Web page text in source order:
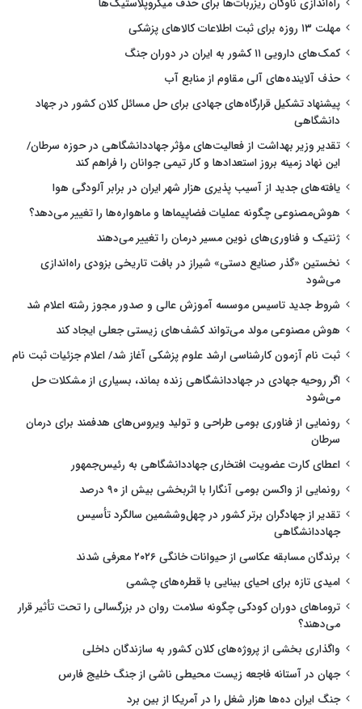
مهلت ۱۳ روزه برای ثبت اطلاعات کالاهای پزشکی
کمک‌های دارویی ۱۱ کشور به ایران در دوران جنگ
حذف آلاینده‌های آلی مقاوم از منابع آب
پیشنهاد تشکیل قرارگاه‌های جهادی برای حل مسائل کلان کشور در جهاد
دانشگاهی
تقدیر وزیر بهداشت از فعالیت‌های مؤثر جهاددانشگاهی در حوزه سرطان/
این نهاد زمینه بروز استعدادها و کار تیمی جوانان را فراهم کند
یافته‌های جدید از آسیب پذیری هزار شهر ایران در برابر آلودگی هوا
هوش‌مصنوعی چگونه عملیات فضاپیماها و ماهواره‌ها را تغییر می‌دهد؟
ژنتیک و فناوری‌های نوین مسیر درمان را تغییر می‌دهند
نخستین «گذر صنایع دستی» شیراز در بافت تاریخی بزودی راه‌اندازی
می‌شود
شروط جدید تاسیس موسسه آموزش عالی و صدور مجوز رشته اعلام شد
هوش مصنوعی مولد می‌تواند کشف‌های زیستی جعلی ایجاد کند
ثبت نام آزمون کارشناسی ارشد علوم پزشکی آغاز شد/ اعلام جزئیات ثبت نام
اگر روحیه جهادی در جهاددانشگاهی زنده بماند، بسیاری از مشکلات حل
می‌شود
رونمایی از فناوری بومی طراحی و تولید ویروس‌های هدفمند برای درمان
سرطان
اعطای کارت عضویت افتخاری جهاددانشگاهی به رئیس‌جمهور
رونمایی از واکسن بومی آنگارا با اثربخشی بیش از ۹۰ درصد
تقدیر از جهادگران برتر کشور در چهل‌وششمین سالگرد تأسیس
جهاددانشگاهی
برندگان مسابقه عکاسی از حیوانات خانگی ۲۰۲۶ معرفی شدند
امیدی تازه برای احیای بینایی با قطره‌های چشمی
تروماهای دوران کودکی چگونه سلامت روان در بزرگسالی را تحت تأثیر قرار
می‌دهند؟
واگذاری بخشی از پروژه‌های کلان کشور به سازندگان داخلی
جهان در آستانه فاجعه زیست محیطی ناشی از جنگ خلیج فارس
جنگ ایران ده‌ها هزار شغل را در آمریکا از بین برد